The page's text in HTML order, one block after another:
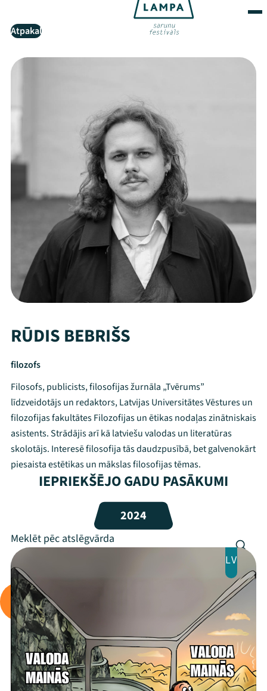
Mana programma
Festivāls
Programma
Ziedo
Veikals
Atpakaļ
RŪDIS BEBRIŠS
filozofs
Filosofs, publicists, filosofijas žurnāla „Tvērums”
līdzveidotājs un redaktors, Latvijas Universitātes Vēstures un
filozofijas fakultātes Filozofijas un ētikas nodaļas zinātniskais
asistents. Strādājis arī kā latviešu valodas un literatūras
skolotājs. Interesē filosofija tās daudzpusībā, bet galvenokārt
piesaista estētikas un mākslas filosofijas tēmas.
IEPRIEKŠĒJO GADU PASĀKUMI
2024
LV